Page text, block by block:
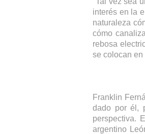
interés en la
naturaleza
cómo
rebosa
se colocan en
Franklin
dado por él,
perspectiva.
argentino